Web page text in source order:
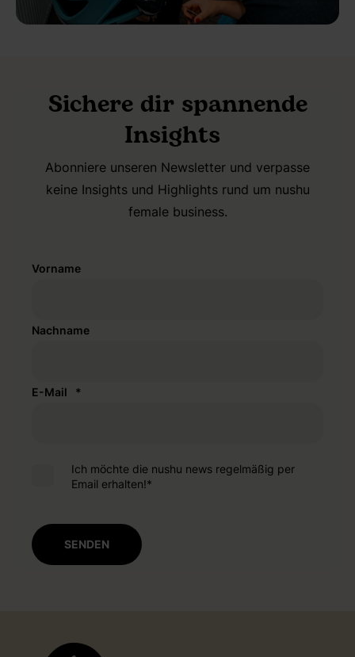
Sichere dir spannende
Insights
Abonniere unseren Newsletter und verpasse
keine Insights und Highlights rund um nushu
female business.
Vorname
Nachname
E-Mail *
Ich möchte die nushu news regelmäßig per
Email erhalten!*